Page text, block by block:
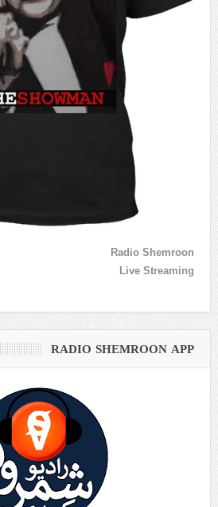
Radio Shemroon
Live Streaming
RADIO SHEMROON APP